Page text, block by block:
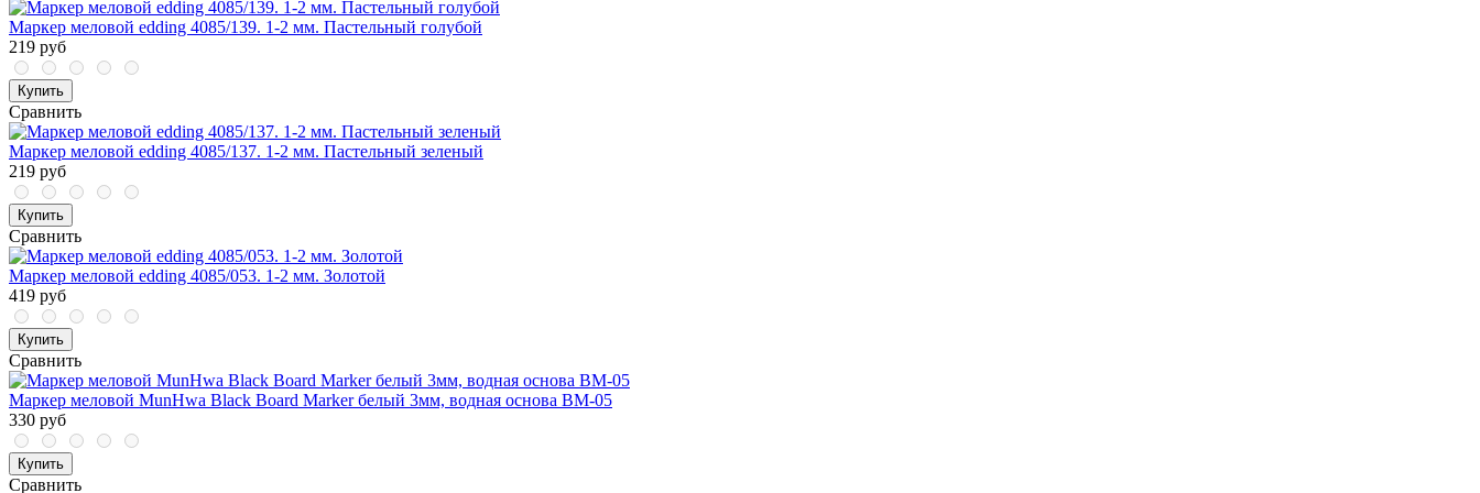
Маркер меловой edding 4085/139. 1-2 мм. Пастельный голубой
219 руб
Купить
Сравнить
Маркер меловой edding 4085/137. 1-2 мм. Пастельный зеленый
219 руб
Купить
Сравнить
Маркер меловой edding 4085/053. 1-2 мм. Золотой
419 руб
Купить
Сравнить
Маркер меловой MunHwa Black Board Marker белый 3мм, водная основа BM-05
330 руб
Купить
Сравнить